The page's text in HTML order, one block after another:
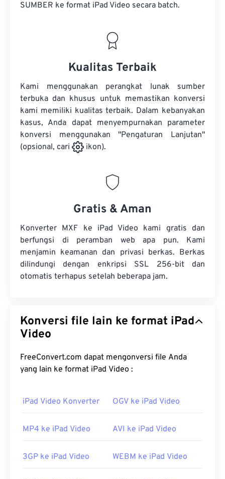
SUMBER ke format iPad Video secara batch.
Kualitas Terbaik
Kami menggunakan perangkat lunak sumber
terbuka dan khusus untuk memastikan konversi
kami memiliki kualitas terbaik. Dalam kebanyakan
kasus, Anda dapat menyempurnakan parameter
konversi menggunakan "Pengaturan Lanjutan"
(opsional, cari
ikon).
Gratis & Aman
Konverter MXF ke iPad Video kami gratis dan
berfungsi di peramban web apa pun. Kami
menjamin keamanan dan privasi berkas. Berkas
dilindungi dengan enkripsi SSL 256-bit dan
otomatis terhapus setelah beberapa jam.
Konversi file lain ke format iPad
Video
FreeConvert.com dapat mengonversi file Anda
yang lain ke format iPad Video :
iPad Video Konverter OGV ke iPad Video
MP4 ke iPad Video AVI ke iPad Video
3GP ke iPad Video WEBM ke iPad Video